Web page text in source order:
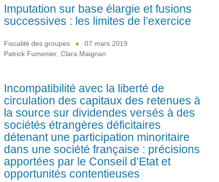
Imputation sur base élargie et fusions
successives : les limites de l’exercice
Fiscalité des groupes
07 mars 2019
Patrick Fumenier, Clara Maignan
Incompatibilité avec la liberté de
circulation des capitaux des retenues à
la source sur dividendes versés à des
sociétés étrangères déficitaires
détenant une participation minoritaire
dans une société française : précisions
apportées par le Conseil d’Etat et
opportunités contentieuses